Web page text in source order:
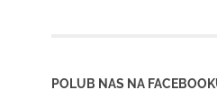
POLUB NAS NA